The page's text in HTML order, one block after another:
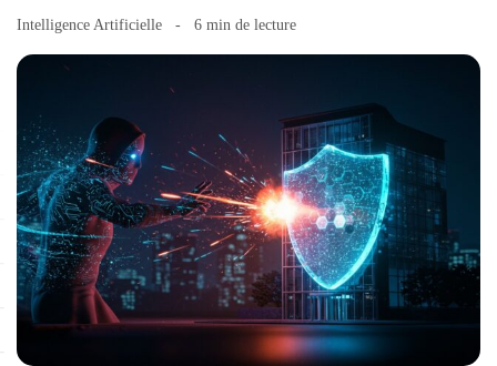
Intelligence Artificielle 6 min de lecture